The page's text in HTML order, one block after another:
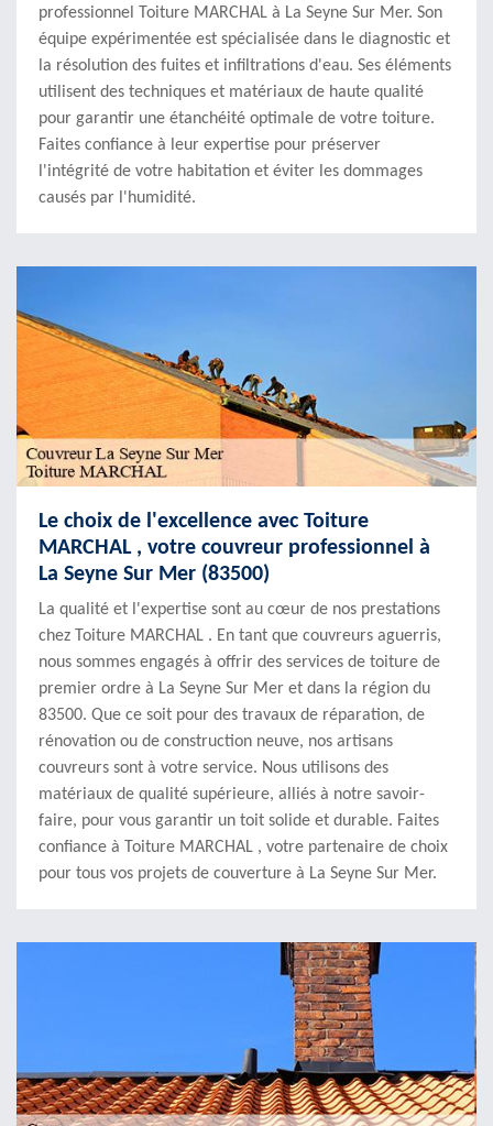
professionnel Toiture MARCHAL à La Seyne Sur Mer. Son
équipe expérimentée est spécialisée dans le diagnostic et
la résolution des fuites et infiltrations d'eau. Ses éléments
utilisent des techniques et matériaux de haute qualité
pour garantir une étanchéité optimale de votre toiture.
Faites confiance à leur expertise pour préserver
l'intégrité de votre habitation et éviter les dommages
causés par l'humidité.
Le choix de l'excellence avec Toiture
MARCHAL , votre couvreur professionnel à
La Seyne Sur Mer (83500)
La qualité et l'expertise sont au cœur de nos prestations
chez Toiture MARCHAL . En tant que couvreurs aguerris,
nous sommes engagés à offrir des services de toiture de
premier ordre à La Seyne Sur Mer et dans la région du
83500. Que ce soit pour des travaux de réparation, de
rénovation ou de construction neuve, nos artisans
couvreurs sont à votre service. Nous utilisons des
matériaux de qualité supérieure, alliés à notre savoir-
faire, pour vous garantir un toit solide et durable. Faites
confiance à Toiture MARCHAL , votre partenaire de choix
pour tous vos projets de couverture à La Seyne Sur Mer.